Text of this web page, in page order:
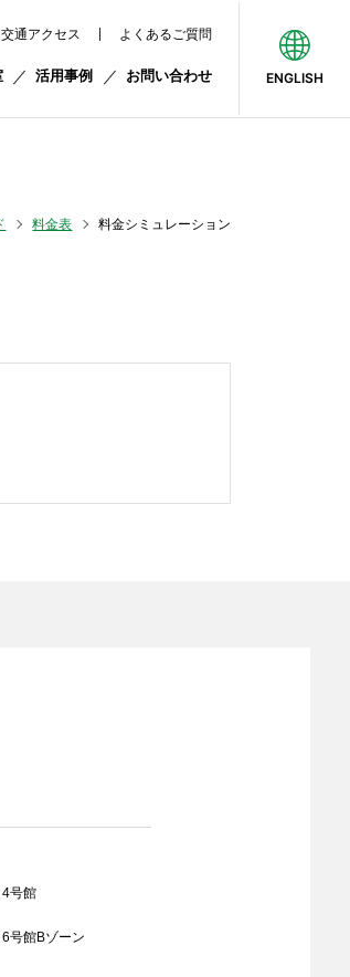
交通アクセス よくあるご質問
活用事例 お問い合わせ ENGLISH
料金表 料金シミュレーション
4号館
6号館Bゾーン